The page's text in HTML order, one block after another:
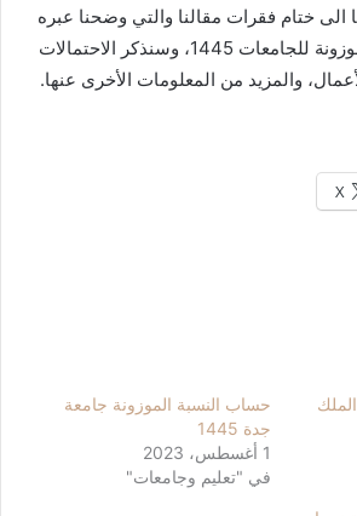
الى ختام فقرات مقالنا والتي وضحنا عبره
الحديث عن النسب الموزونة للجامعات 1445، وسنذكر الاحتمالات
والمزيد من المعلومات الأخرى عنها.
X
حساب النسبة الموزونة جامعة
جدة 1445
1 أغسطس، 2023
في "تعليم وجامعات"